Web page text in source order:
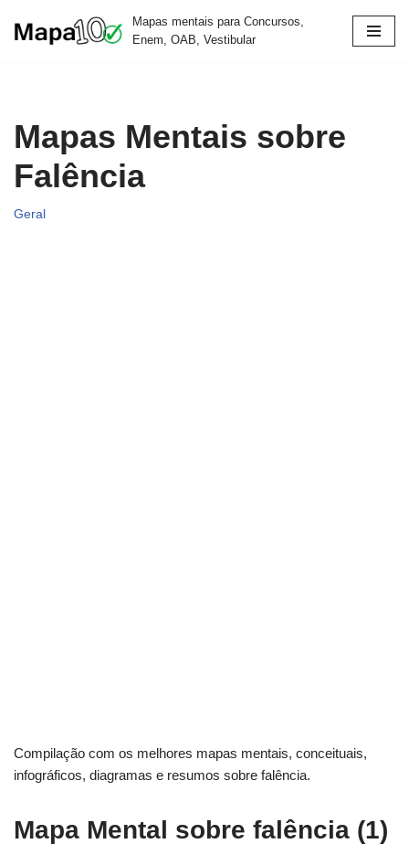
Mapas mentais para Concursos,
Enem, OAB, Vestibular
Mapas Mentais sobre
Falência
Geral
Compilação com os melhores mapas mentais, conceituais,
infográficos, diagramas e resumos sobre falência.
Mapa Mental sobre falência (1)